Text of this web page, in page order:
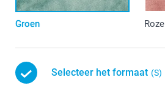
Groen Roze
Selecteer het formaat (S)